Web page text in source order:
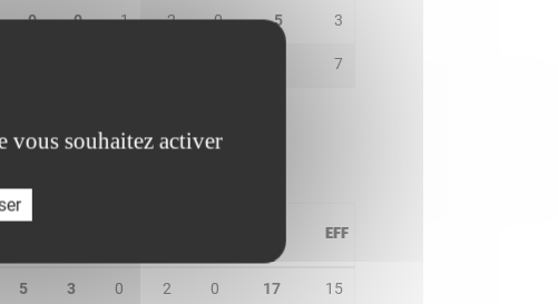
0 0 1 2 0 5 3
7
EFF
5 3 0 2 0 17 15
vous souhaitez activer